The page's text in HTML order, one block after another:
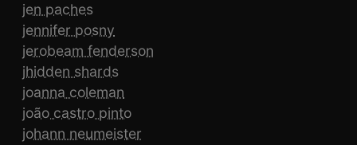
jen paches
jennifer posny
jerobeam fenderson
jhidden shards
joanna coleman
joão castro pinto
johann neumeister